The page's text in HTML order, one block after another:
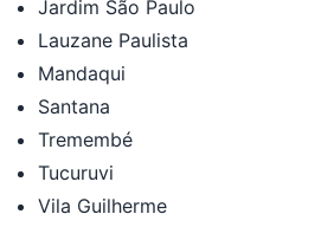
Jardim São Paulo
Lauzane Paulista
Mandaqui
Santana
Tremembé
Tucuruvi
Vila Guilherme